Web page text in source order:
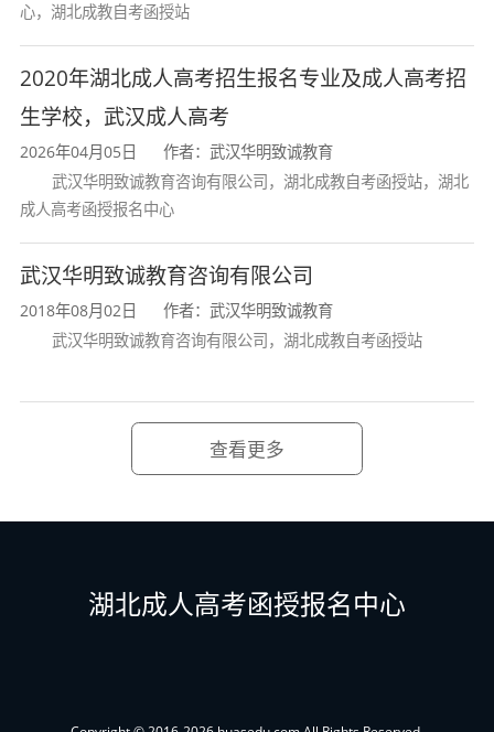
2 化学工程
与工艺
2250
学（一）
3 采矿工程 2250
4 机械工程 2900
5 车辆工程 2250
6 冶金工程
*
2900
土木工程 2250
环境工程
计算机科 2900
心，湖北成教自考函授站
2020年湖北成人高考招生报名专业及成人高考招
生学校，武汉成人高考
2026年04月05日
作者：武汉华明致诚教育
武汉华明致诚教育咨询有限公司，湖北成教自考函授站，湖北
成人高考函授报名中心
武汉华明致诚教育咨询有限公司
2018年08月02日
作者：武汉华明致诚教育
武汉华明致诚教育咨询有限公司，湖北成教自考函授站
查看更多
湖北成人高考函授报名中心